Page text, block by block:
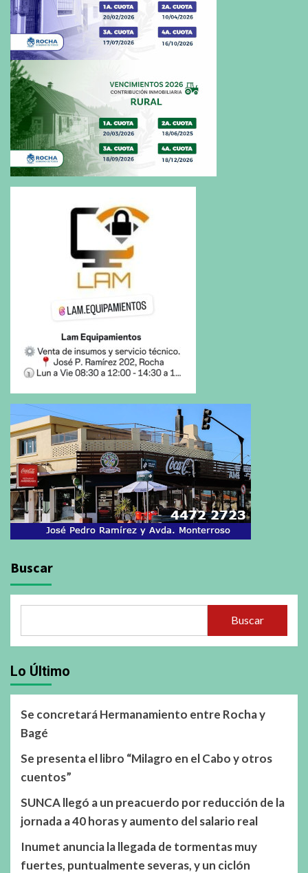
Buscar
Buscar
Lo Último
Se concretará Hermanamiento entre Rocha y
Bagé
Se presenta el libro “Milagro en el Cabo y otros
cuentos”
SUNCA llegó a un preacuerdo por reducción de la
jornada a 40 horas y aumento del salario real
Inumet anuncia la llegada de tormentas muy
fuertes, puntualmente severas, y un ciclón